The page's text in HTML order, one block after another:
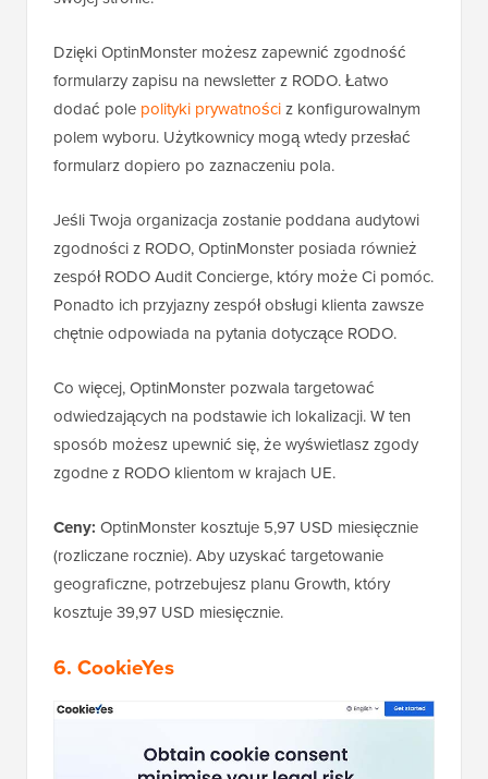
Dzięki OptinMonster możesz zapewnić zgodność
formularzy zapisu na newsletter z RODO. Łatwo
dodać pole polityki prywatnościz konfigurowalnym
polem wyboru. Użytkownicy mogą wtedy przesłać
formularz dopiero po zaznaczeniu pola.
Jeśli Twoja organizacja zostanie poddana audytowi
zgodności z RODO, OptinMonster posiada również
zespół RODO Audit Concierge, który może Ci pomóc.
Ponadto ich przyjazny zespół obsługi klienta zawsze
chętnie odpowiada na pytania dotyczące RODO.
Co więcej, OptinMonster pozwala targetować
odwiedzających na podstawie ich lokalizacji. W ten
sposób możesz upewnić się, że wyświetlasz zgody
zgodne z RODO klientom w krajach UE.
Ceny: OptinMonster kosztuje 5,97 USD miesięcznie
(rozliczane rocznie). Aby uzyskać targetowanie
geograficzne, potrzebujesz planu Growth, który
kosztuje 39,97 USD miesięcznie.
6. CookieYes